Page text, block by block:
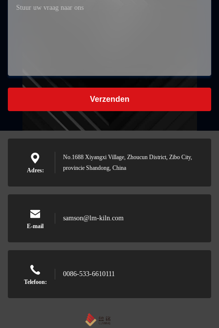
Verzenden
Adres:
No.1688 Xiyangxi Village, Zhoucun District, Zibo City,
provincie Shandong, China
E-mail
samson@lm-kiln.com
Telefoon:
0086-533-6610111